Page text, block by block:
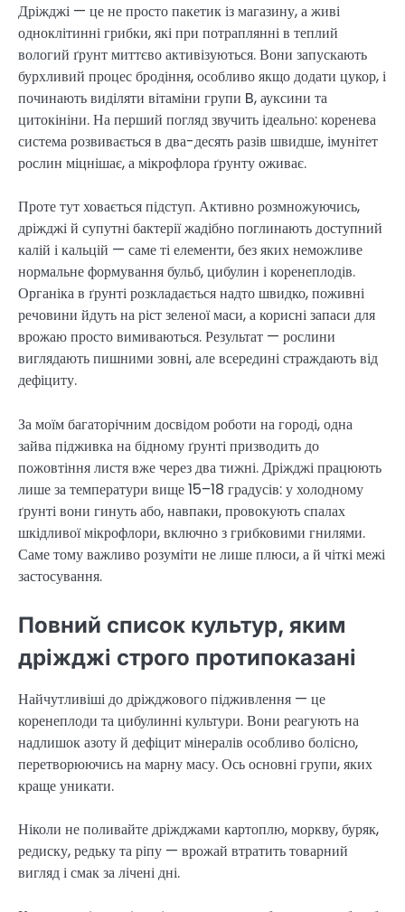
Дріжджі — це не просто пакетик із магазину, а живі
одноклітинні грибки, які при потраплянні в теплий
вологий ґрунт миттєво активізуються. Вони запускають
бурхливий процес бродіння, особливо якщо додати цукор, і
починають виділяти вітаміни групи B, ауксини та
цитокініни. На перший погляд звучить ідеально: коренева
система розвивається в два-десять разів швидше, імунітет
рослин міцнішає, а мікрофлора ґрунту оживає.
Проте тут ховається підступ. Активно розмножуючись,
дріжджі й супутні бактерії жадібно поглинають доступний
калій і кальцій — саме ті елементи, без яких неможливе
нормальне формування бульб, цибулин і коренеплодів.
Органіка в ґрунті розкладається надто швидко, поживні
речовини йдуть на ріст зеленої маси, а корисні запаси для
врожаю просто вимиваються. Результат — рослини
виглядають пишними зовні, але всередині страждають від
дефіциту.
За моїм багаторічним досвідом роботи на городі, одна
зайва підживка на бідному ґрунті призводить до
пожовтіння листя вже через два тижні. Дріжджі працюють
лише за температури вище 15–18 градусів: у холодному
ґрунті вони гинуть або, навпаки, провокують спалах
шкідливої мікрофлори, включно з грибковими гнилями.
Саме тому важливо розуміти не лише плюси, а й чіткі межі
застосування.
Повний список культур, яким
дріжджі строго протипоказані
Найчутливіші до дріжджового підживлення — це
коренеплоди та цибулинні культури. Вони реагують на
надлишок азоту й дефіцит мінералів особливо болісно,
перетворюючись на марну масу. Ось основні групи, яких
краще уникати.
Ніколи не поливайте дріжджами картоплю, моркву, буряк,
редиску, редьку та ріпу — врожай втратить товарний
вигляд і смак за лічені дні.